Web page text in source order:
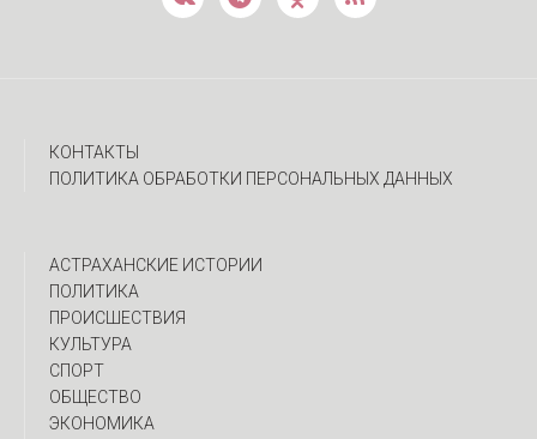
КОНТАКТЫ
ПОЛИТИКА ОБРАБОТКИ ПЕРСОНАЛЬНЫХ ДАННЫХ
АСТРАХАНСКИЕ ИСТОРИИ
ПОЛИТИКА
ПРОИСШЕСТВИЯ
КУЛЬТУРА
СПОРТ
ОБЩЕСТВО
ЭКОНОМИКА